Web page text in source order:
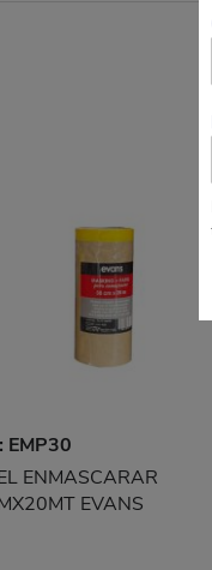
EMP30
ENMASCARAR
EVANS